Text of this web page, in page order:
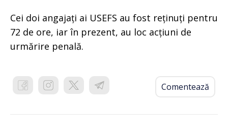
Cei doi angajați ai USEFS au fost reținuți pentru
72 de ore, iar în prezent, au loc acțiuni de
urmărire penală.
Comentează